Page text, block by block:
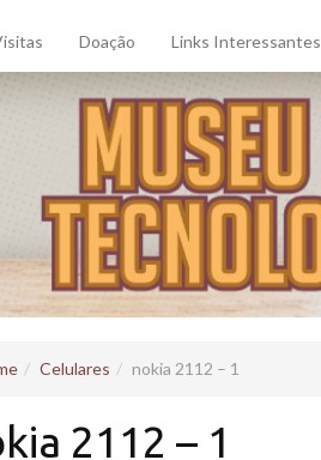
Doação Links Interessantes
Celulares nokia 2112 – 1
2112 – 1